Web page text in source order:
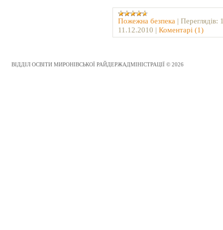
Пожежна безпека | Переглядів:
11.12.2010 | Коментарі (1)
ВІДДІЛ ОСВІТИ МИРОНІВСЬКОЇ РАЙДЕРЖАДМІНІСТРАЦІЇ © 2026